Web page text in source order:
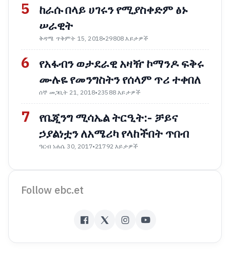
5
ከራሱ በላይ ሀገሩን የሚያስቀድም ፅኑ
ሠራዊት
ቅዳሜ ጥቅምት 15, 2018•29808 እይታዎች
6
የአፋብን ወታደራዊ አዛዥ ኮማንዶ ፍቅሩ
ሙሉዬ የመንግስትን የሰላም ጥሪ ተቀበለ
ሰኞ መጋቢት 21, 2018•23588 እይታዎች
7
የቤጂንግ ሚሳኤል ትርዒት:- ቻይና
ኃያልነቷን ለአሜሪካ የላከችበት ጥበብ
ዓርብ ነሐሴ 30, 2017•21792 እይታዎች
Follow ebc.et